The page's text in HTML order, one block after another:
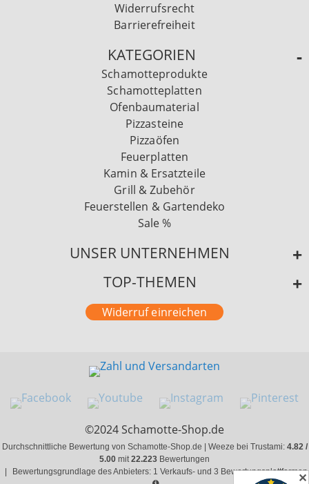
Widerrufsrecht
Barrierefreiheit
KATEGORIEN
Schamotteprodukte
Schamotteplatten
Ofenbaumaterial
Pizzasteine
Pizzaöfen
Feuerplatten
Kamin & Ersatzteile
Grill & Zubehör
Feuerstellen & Gartendeko
Sale %
UNSER UNTERNEHMEN
TOP-THEMEN
Widerruf einreichen
©2024 Schamotte-Shop.de
Durchschnittliche Bewertung von Schamotte-Shop.de | Weeze bei Trustami: 4.82 /
5.00 mit22.223 Bewertungen
Bewertungsgrundlage des Anbieters: 1 Verkaufs- und 3 Bewertungsplattformen
✕